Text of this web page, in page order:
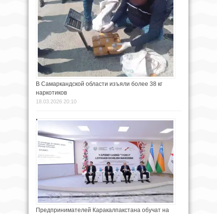
В Самаркандской области изъяли более 38 кг
наркотиков
18.03.2026 20:10
Предпринимателей Каракалпакстана обучат на